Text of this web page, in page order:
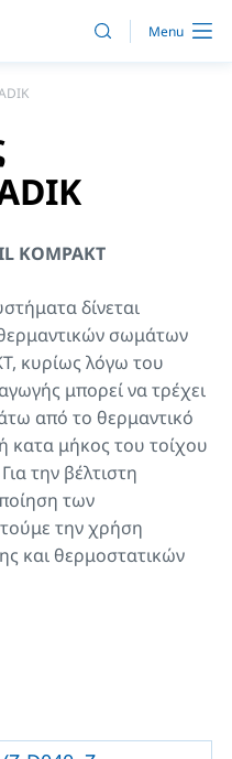
KOMPAKT
δίνεται
σωμάτων
κυρίως λόγω του
μπορεί να τρέχει
από το θερμαντικό
κατα μήκος του τοίχου
την βέλτιστη
των
την χρήση
και θερμοστατικών